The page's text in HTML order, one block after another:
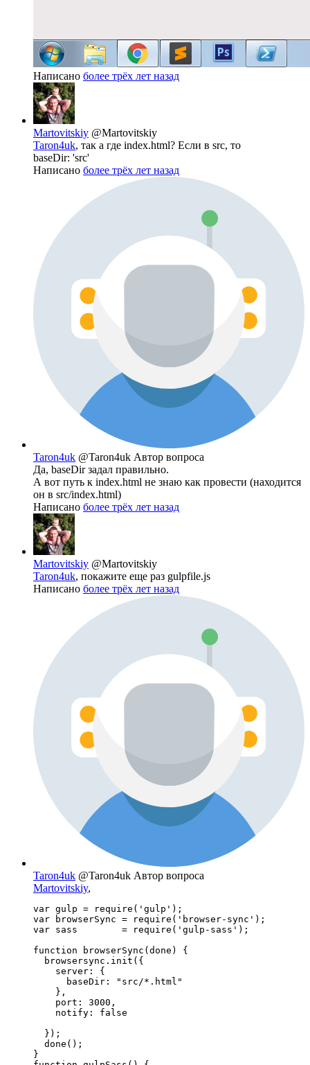
Написано более трёх лет назад
Martovitskiy @Martovitskiy
Taron4uk, так а где index.html? Если в src, то
baseDir: 'src'
Написано более трёх лет назад
Taron4uk @Taron4uk Автор вопроса
Да, baseDir задал правильно.
А вот путь к index.html не знаю как провести (находится
он в src/index.html)
Написано более трёх лет назад
Martovitskiy @Martovitskiy
Taron4uk, покажите еще раз gulpfile.js
Написано более трёх лет назад
Taron4uk @Taron4uk Автор вопроса
Martovitskiy,
var gulp = require('gulp');
var browserSync = require('browser-sync');
var sass        = require('gulp-sass');
function browserSync(done) {
  browsersync.init({
    server: {
      baseDir: "src/*.html"
    },
    port: 3000,
    notify: false
  });
  done();
}